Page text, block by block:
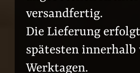
versandfertig.
Die Lieferung
spätesten innerhalb
Werktagen.